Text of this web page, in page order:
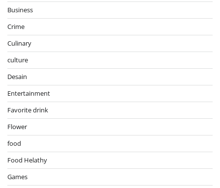
Business
Crime
Culinary
culture
Desain
Entertainment
Favorite drink
Flower
food
Food Helathy
Games